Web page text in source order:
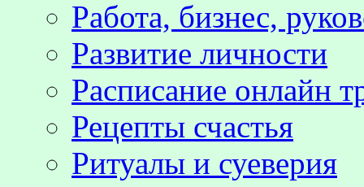
Работа, бизнес,
Развитие личности
Расписание онлайн
Рецепты счастья
Ритуалы и суеверия